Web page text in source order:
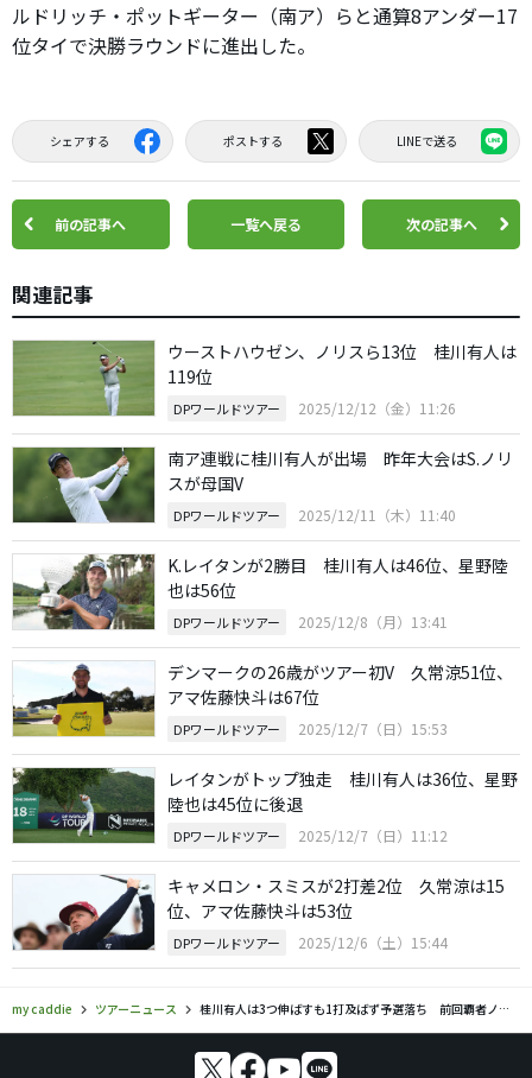
ルドリッチ・ポットギーター（南ア）らと通算8アンダー17
位タイで決勝ラウンドに進出した。
シェアする ポストする LINEで送る
前の記事へ 一覧へ戻る 次の記事へ
関連記事
ウーストハウゼン、ノリスら13位 桂川有人は
119位
DPワールドツアー 2025/12/12（金）11:26
南ア連戦に桂川有人が出場 昨年大会はS.ノリ
スが母国V
DPワールドツアー 2025/12/11（木）11:40
K.レイタンが2勝目 桂川有人は46位、星野陸
也は56位
DPワールドツアー 2025/12/8（月）13:41
デンマークの26歳がツアー初V 久常涼51位、
アマ佐藤快斗は67位
DPワールドツアー 2025/12/7（日）15:53
レイタンがトップ独走 桂川有人は36位、星野
陸也は45位に後退
DPワールドツアー 2025/12/7（日）11:12
キャメロン・スミスが2打差2位 久常涼は15
位、アマ佐藤快斗は53位
DPワールドツアー 2025/12/6（土）15:44
my caddie ツアーニュース 桂川有人は3つ伸ばすも1打及ばず予選落ち 前回覇者ノリスは17位で決勝Rへ